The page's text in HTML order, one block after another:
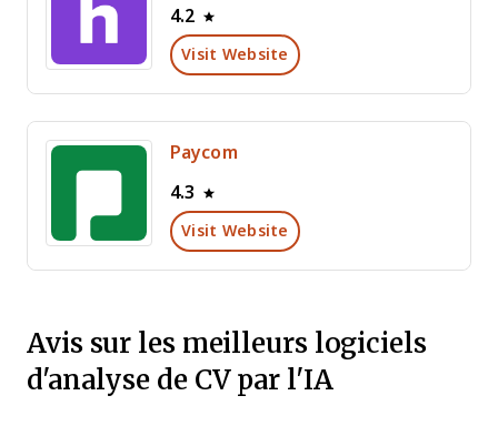
4.2
Visit Website
Paycom
4.3
Visit Website
Avis sur les meilleurs logiciels
d'analyse de CV par l'IA